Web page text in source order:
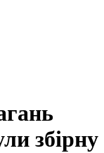
збірну